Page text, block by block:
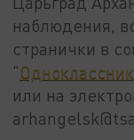
наблюдения,
странички в
"
или на